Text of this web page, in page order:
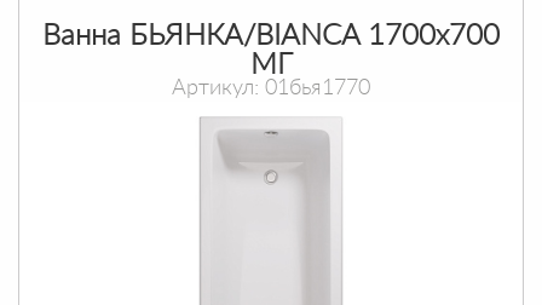
Ванна БЬЯНКА/BIANCA 1700х700
МГ
Артикул: 01бья1770